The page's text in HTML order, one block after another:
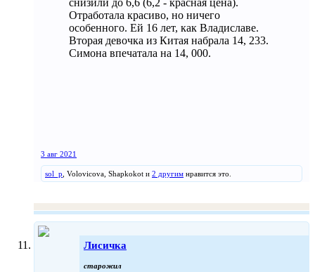
Отработала красиво, но ничего
особенного. Ей 16 лет, как Владиславе.
Вторая девочка из Китая набрала 14, 233.
Симона впечатала на 14, 000.
3 авг 2021
sol_p Volovicova Shapkokot и 2 другим нравится это.
Лисичка
старожил